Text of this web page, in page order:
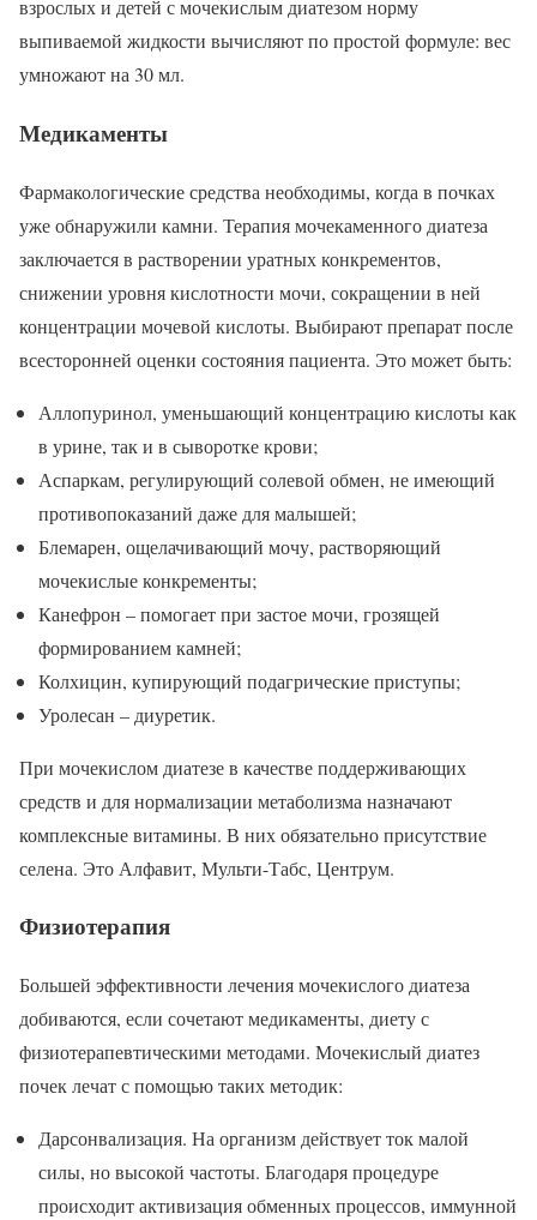
взрослых и детей с мочекислым диатезом норму
выпиваемой жидкости вычисляют по простой формуле: вес
умножают на 30 мл.
Медикаменты
Фармакологические средства необходимы, когда в почках
уже обнаружили камни. Терапия мочекаменного диатеза
заключается в растворении уратных конкрементов,
снижении уровня кислотности мочи, сокращении в ней
концентрации мочевой кислоты. Выбирают препарат после
всесторонней оценки состояния пациента. Это может быть:
Аллопуринол, уменьшающий концентрацию кислоты как
в урине, так и в сыворотке крови;
Аспаркам, регулирующий солевой обмен, не имеющий
противопоказаний даже для малышей;
Блемарен, ощелачивающий мочу, растворяющий
мочекислые конкременты;
Канефрон – помогает при застое мочи, грозящей
формированием камней;
Колхицин, купирующий подагрические приступы;
Уролесан – диуретик.
При мочекислом диатезе в качестве поддерживающих
средств и для нормализации метаболизма назначают
комплексные витамины. В них обязательно присутствие
селена. Это Алфавит, Мульти-Табс, Центрум.
Физиотерапия
Большей эффективности лечения мочекислого диатеза
добиваются, если сочетают медикаменты, диету с
физиотерапевтическими методами. Мочекислый диатез
почек лечат с помощью таких методик:
Дарсонвализация. На организм действует ток малой
силы, но высокой частоты. Благодаря процедуре
происходит активизация обменных процессов, иммунной